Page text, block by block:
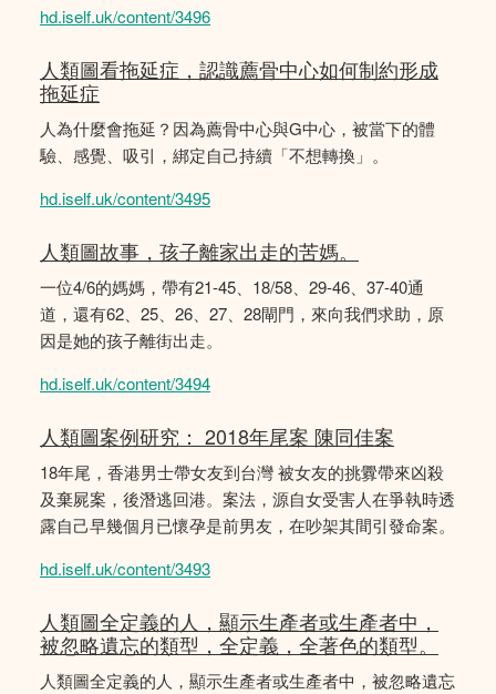
hd.iself.uk/content/3496
人類圖看拖延症，認識薦骨中心如何制約形成
拖延症
人為什麼會拖延？因為薦骨中心與G中心，被當下的體
驗、感覺、吸引，綁定自己持續「不想轉換」。
hd.iself.uk/content/3495
人類圖故事，孩子離家出走的苦媽。
一位4/6的媽媽，帶有21-45、18/58、29-46、37-40通
道，還有62、25、26、27、28閘門，來向我們求助，原
因是她的孩子離街出走。
hd.iself.uk/content/3494
人類圖案例研究： 2018年尾案 陳同佳案
18年尾，香港男士帶女友到台灣 被女友的挑釁帶來凶殺
及棄屍案，後潛逃回港。案法，源自女受害人在爭執時透
露自己早幾個月已懷孕是前男友，在吵架其間引發命案。
hd.iself.uk/content/3493
人類圖全定義的人，顯示生產者或生產者中，
被忽略遺忘的類型，全定義，全著色的類型。
人類圖全定義的人，顯示生產者或生產者中，被忽略遺忘